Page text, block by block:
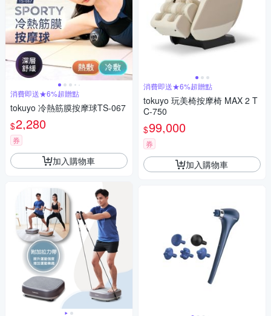
消費即送★6%超贈點
tokuyo 冷熱筋膜按摩球TS-067
$2,280
券
加入購物車
消費即送★6%超贈點
tokuyo 玩美椅按摩椅 MAX 2 T
C-750
$99,000
券
加入購物車